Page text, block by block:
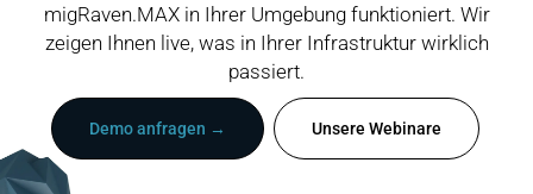
migRaven.MAX in Ihrer Umgebung funktioniert. Wir
zeigen Ihnen live, was in Ihrer Infrastruktur wirklich
passiert.
Demo anfragen → Unsere Webinare